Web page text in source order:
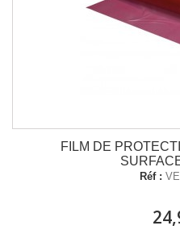
FILM DE
Réf :